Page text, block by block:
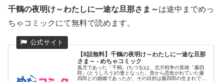
千鶴の夜明け～わたしに一途な旦那さま～は途中までめっ
ちゃコミックにて無料で読めます。
【8話無料】千鶴の夜明け～わたしに一途な旦那
さま～ - めちゃコミック
孤児であった「千鶴」(ちづる)は、北方戦争の英雄「藤四
郎」(とうしろう)の妻となった。昔から恋焦がれていた藤
四郎との婚姻であったが、その目的は藤四郎の生まれであ